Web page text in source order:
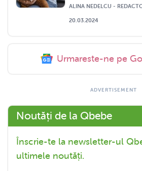
ALINA NEDELCU -
20.03.2024
Urmareste-ne pe
Noutăți de la Qbebe
Înscrie-te la newsletter-ul
ultimele noutăți.